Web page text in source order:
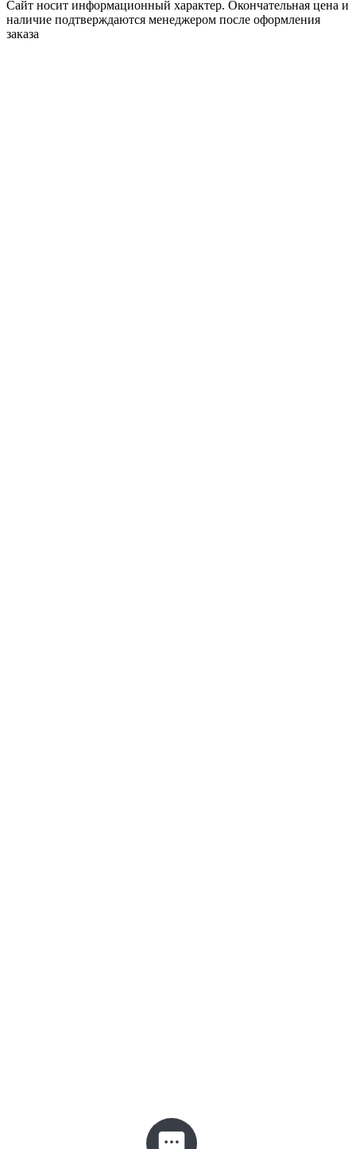
Сайт носит информационный характер. Окончательная цена и
наличие подтверждаются менеджером после оформления
заказа